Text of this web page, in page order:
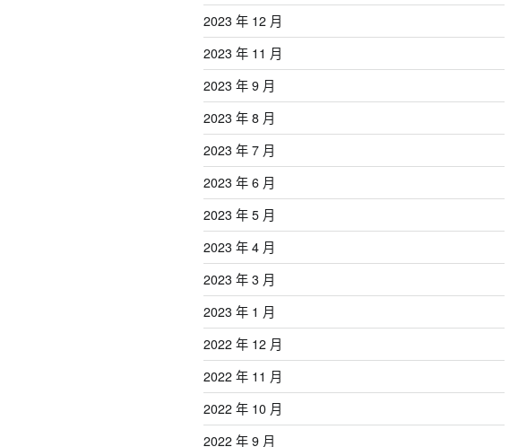
2023 年 12 月
2023 年 11 月
2023 年 9 月
2023 年 8 月
2023 年 7 月
2023 年 6 月
2023 年 5 月
2023 年 4 月
2023 年 3 月
2023 年 1 月
2022 年 12 月
2022 年 11 月
2022 年 10 月
2022 年 9 月